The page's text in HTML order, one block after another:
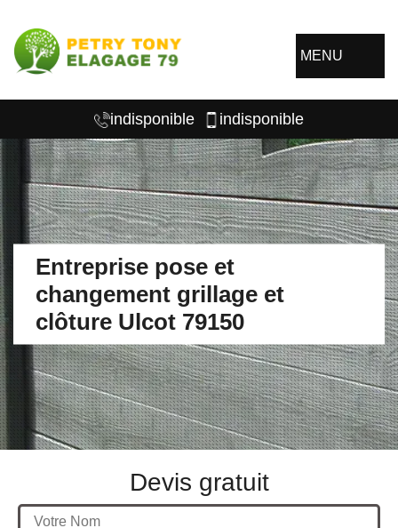
MENU
indisponible indisponible
Entreprise pose et
changement grillage et
clôture Ulcot 79150
Devis gratuit